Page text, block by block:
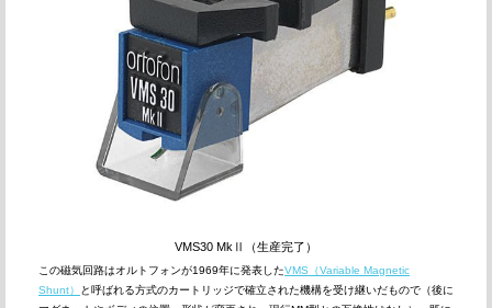
VMS30 MkⅡ（生産完了）
この磁気回路はオルトフォンが1969年に発表したVMS（Variable Magnetic
Shunt）
と呼ばれる方式のカートリッジで確立された機構を受け継いだもので（後に